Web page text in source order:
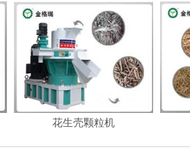
花生壳颗粒机